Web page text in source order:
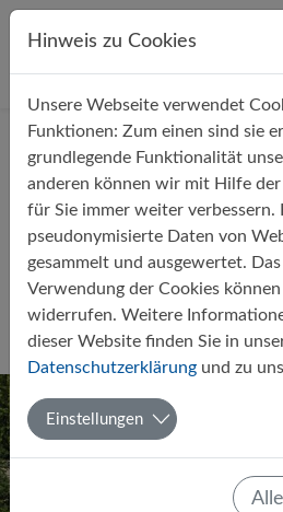
Direkt zur Hauptnavigation springen
Direkt zum Inhalt springen
StartseiteÜber uns Aktuelles
Veränderungen im
Schuljahr 2025/26
Von Matthias Reike 13.08.2025
Hinweis zu Cookies
Unsere Webseite verwendet
Funktionen: Zum einen sind sie
grundlegende Funktionalität
anderen können wir mit Hilfe
für Sie immer weiter verbessern.
pseudonymisierte Daten von
gesammelt und ausgewertet.
Verwendung der Cookies
widerrufen. Weitere
dieser Website finden Sie in
Datenschutzerklärung und zu
Einstellungen